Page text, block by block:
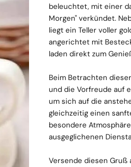
beleuchtet, mit einer
Morgen" verkündet.
liegt ein Teller voller
angerichtet mit
laden direkt zum
Beim Betrachten
und die Vorfreude auf
um sich auf die
gleichzeitig einen
besondere
ausgeglichenen
Versende diesen Gruß